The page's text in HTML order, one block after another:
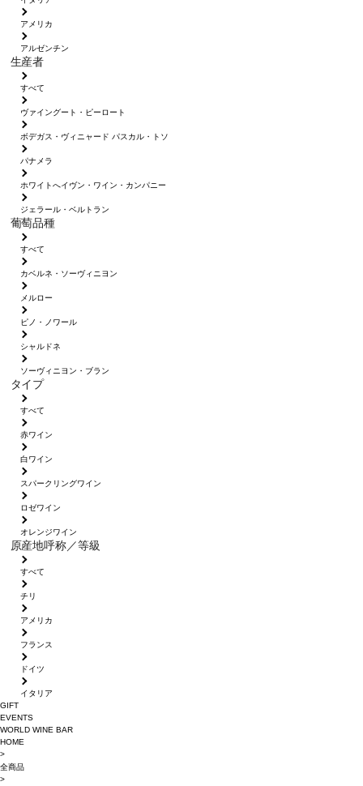
アメリカ
アルゼンチン
生産者
すべて
ヴァイングート・ピーロート
ボデガス・ヴィニャード パスカル・トソ
パナメラ
ホワイトへイヴン・ワイン・カンパニー
ジェラール・ベルトラン
葡萄品種
すべて
カベルネ・ソーヴィニヨン
メルロー
ピノ・ノワール
シャルドネ
ソーヴィニヨン・ブラン
タイプ
すべて
赤ワイン
白ワイン
スパークリングワイン
ロゼワイン
オレンジワイン
原産地呼称／等級
すべて
チリ
アメリカ
フランス
ドイツ
イタリア
GIFT
EVENTS
WORLD WINE BAR
HOME
>
全商品
>